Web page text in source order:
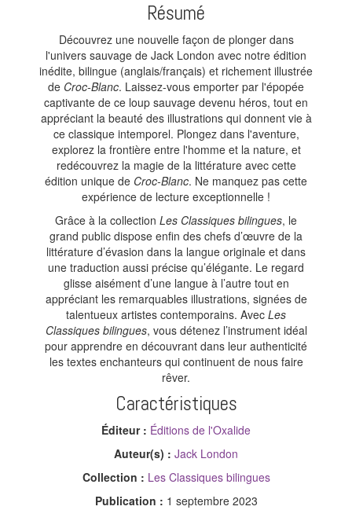
Résumé
Découvrez une nouvelle façon de plonger dans
l'univers sauvage de Jack London avec notre édition
inédite, bilingue (anglais/français) et richement illustrée
de Croc-Blanc. Laissez-vous emporter par l'épopée
captivante de ce loup sauvage devenu héros, tout en
appréciant la beauté des illustrations qui donnent vie à
ce classique intemporel. Plongez dans l'aventure,
explorez la frontière entre l'homme et la nature, et
redécouvrez la magie de la littérature avec cette
édition unique de Croc-Blanc. Ne manquez pas cette
expérience de lecture exceptionnelle !
Grâce à la collection Les Classiques bilingues, le
grand public dispose enfin des chefs d’œuvre de la
littérature d’évasion dans la langue originale et dans
une traduction aussi précise qu’élégante. Le regard
glisse aisément d’une langue à l’autre tout en
appréciant les remarquables illustrations, signées de
talentueux artistes contemporains. Avec Les
Classiques bilingues, vous détenez l’instrument idéal
pour apprendre en découvrant dans leur authenticité
les textes enchanteurs qui continuent de nous faire
rêver.
Caractéristiques
Éditeur : Éditions de l'Oxalide
Auteur(s) : Jack London
Collection : Les Classiques bilingues
Publication : 1 septembre 2023